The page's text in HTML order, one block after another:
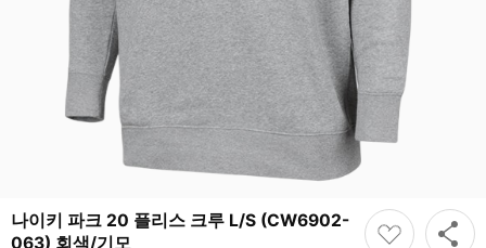
나이키 파크 20 플리스 크루 L/S (CW6902-
063) 회색/기모